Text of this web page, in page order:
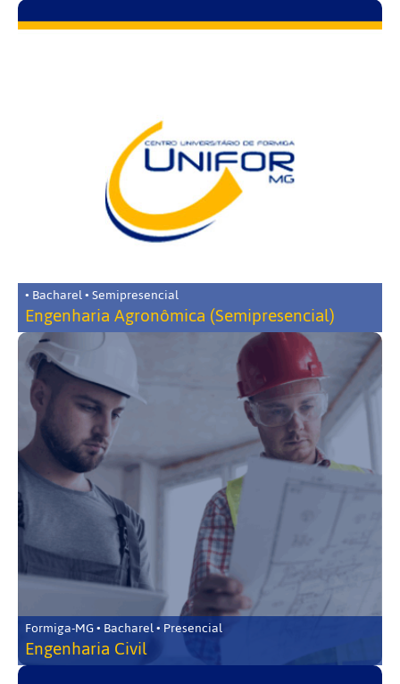
• Bacharel • Semipresencial
Engenharia Agronômica (Semipresencial)
Formiga-MG • Bacharel • Presencial
Engenharia Civil